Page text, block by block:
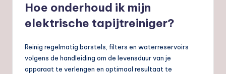
Hoe onderhoud ik mijn
elektrische tapijtreiniger?
Reinig regelmatig borstels, filters en waterreservoirs
volgens de handleiding om de levensduur van je
apparaat te verlengen en optimaal resultaat te